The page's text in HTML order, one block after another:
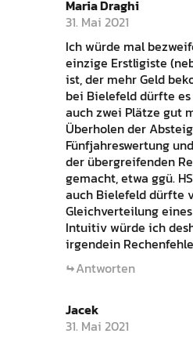
Maria Draghi
31. Mai 2021
Ich würde mal
einzige Erstligiste
ist, der mehr Geld
bei Bielefeld dürfte
auch zwei Plätze gut
Überholen der
Fünfjahreswertung
der übergreifenden
gemacht, etwa ggü.
auch Bielefeld dürfte
Gleichverteilung
Intuitiv würde ich
irgendein
Antworten
Jacek
31. Mai 2021